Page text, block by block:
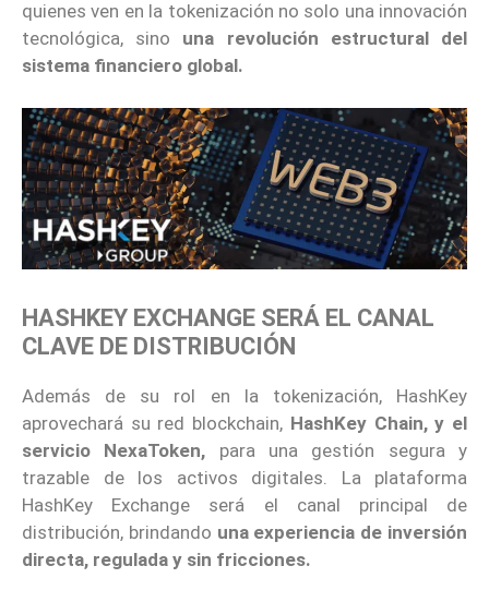
quienes ven en la tokenización no solo una innovación
tecnológica, sino una revolución estructural del
sistema financiero global.
HASHKEY EXCHANGE SERÁ EL CANAL
CLAVE DE DISTRIBUCIÓN
Además de su rol en la tokenización, HashKey
aprovechará su red blockchain, HashKey Chain, y el
servicio NexaToken, para una gestión segura y
trazable de los activos digitales. La plataforma
HashKey Exchange será el canal principal de
distribución, brindando una experiencia de inversión
directa, regulada y sin fricciones.